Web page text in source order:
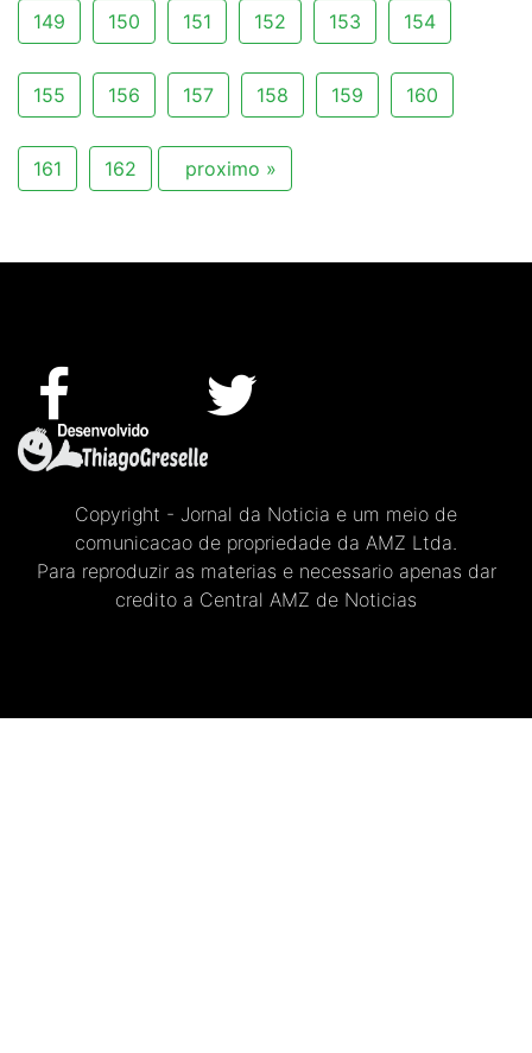
149 150 151 152 153 154
155 156 157 158 159 160
161 162 proximo »
Copyright - Jornal da Noticia e um meio de
comunicacao de propriedade da AMZ Ltda.
Para reproduzir as materias e necessario apenas dar
credito a Central AMZ de Noticias